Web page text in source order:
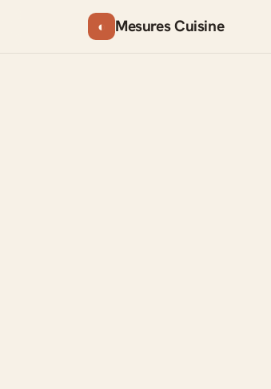
◐ Mesures Cuisine